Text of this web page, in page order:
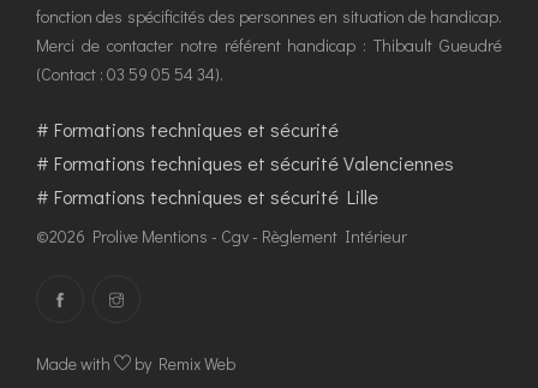
fonction des spécificités des personnes en situation de handicap.
Merci de contacter notre référent handicap : Thibault Gueudré
(Contact : 03 59 05 54 34).
# Formations techniques et sécurité
# Formations techniques et sécurité Valenciennes
# Formations techniques et sécurité Lille
©2026 Prolive Mentions - Cgv - Règlement Intérieur
Made with by Remix Web